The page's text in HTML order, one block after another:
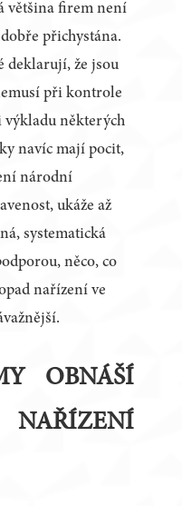
většina firem není
přichystána.
deklarují, že jsou
při kontrole
výkladu některých
navíc mají pocit,
národní
ukáže až
systematická
něco, co
nařízení ve
OBNÁŠÍ
NAŘÍZENÍ